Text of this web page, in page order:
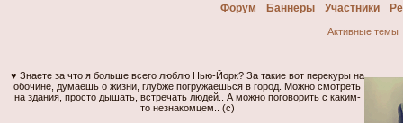
Форум Баннеры Участники
Активные темы
♥ Знаете за что я больше всего люблю Нью-Йорк? За такие вот перекуры на
обочине, думаешь о жизни, глубже погружаешься в город. Можно смотреть
на здания, просто дышать, встречать людей.. А можно поговорить с каким-
то незнакомцем.. (с)